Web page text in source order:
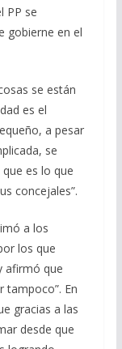
PP se
gobierne en el
se están
es el
a pesar
se
es lo que
concejales”.
a los
los que
afirmó que
tampoco”. En
gracias a las
desde que